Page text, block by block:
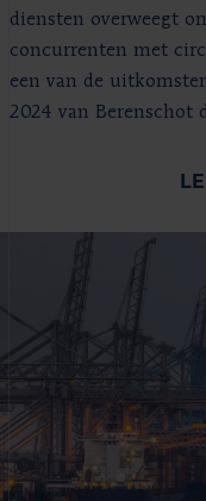
diensten overweegt
concurrenten met
een van de
2024 van Berenschot